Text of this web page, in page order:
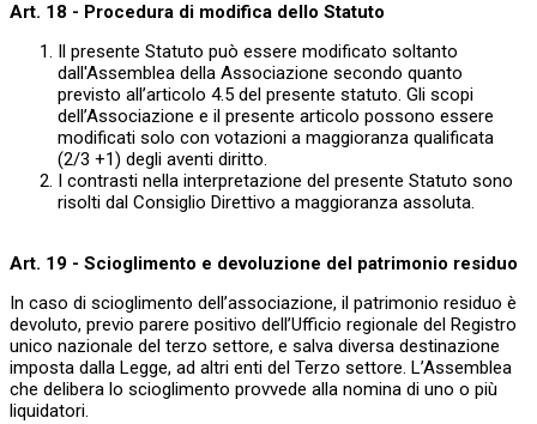
Art. 18 - Procedura di modifica dello Statuto
Il presente Statuto può essere modificato soltanto
dall'Assemblea della Associazione secondo quanto
previsto all’articolo 4.5 del presente statuto. Gli scopi
dell’Associazione e il presente articolo possono essere
modificati solo con votazioni a maggioranza qualificata
(2/3 +1) degli aventi diritto.
I contrasti nella interpretazione del presente Statuto sono
risolti dal Consiglio Direttivo a maggioranza assoluta.
Art. 19 - Scioglimento e devoluzione del patrimonio residuo
In caso di scioglimento dell’associazione, il patrimonio residuo è
devoluto, previo parere positivo dell’Ufficio regionale del Registro
unico nazionale del terzo settore, e salva diversa destinazione
imposta dalla Legge, ad altri enti del Terzo settore. L’Assemblea
che delibera lo scioglimento provvede alla nomina di uno o più
liquidatori.